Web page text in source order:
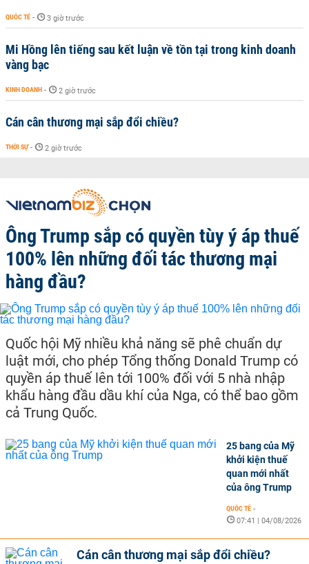
QUỐC TẾ - 3 giờ trước
Mi Hồng lên tiếng sau kết luận về tồn tại trong kinh doanh
vàng bạc
KINH DOANH - 2 giờ trước
Cán cân thương mại sắp đổi chiều?
THỜI SỰ - 2 giờ trước
Ông Trump sắp có quyền tùy ý áp thuế
100% lên những đối tác thương mại
hàng đầu?
Quốc hội Mỹ nhiều khả năng sẽ phê chuẩn dự
luật mới, cho phép Tổng thống Donald Trump có
quyền áp thuế lên tới 100% đối với 5 nhà nhập
khẩu hàng đầu dầu khí của Nga, có thể bao gồm
cả Trung Quốc.
25 bang của Mỹ
khởi kiện thuế
quan mới nhất
của ông Trump
QUỐC TẾ -
07:41 | 04/08/2026
Cán cân thương mại sắp đổi chiều?